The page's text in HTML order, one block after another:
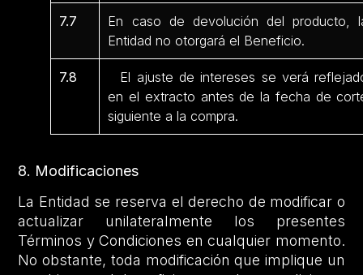
7.7
En caso de devolución del producto,
Entidad no otorgará el Beneficio.
7.8
El ajuste de intereses se verá
en el extracto antes de la fecha de
siguiente a la compra.
8. Modificaciones
La Entidad se reserva el derecho de modificar o
actualizar unilateralmente los presentes
Términos y Condiciones en cualquier momento.
No obstante, toda modificación que implique un